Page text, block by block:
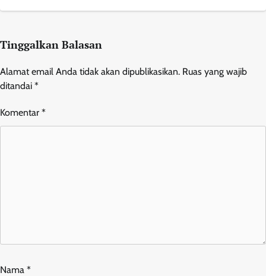
Tinggalkan Balasan
Alamat email Anda tidak akan dipublikasikan. Ruas yang wajib
ditandai *
Komentar *
Nama *